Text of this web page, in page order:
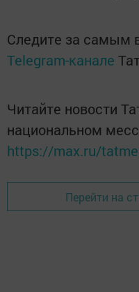
Следите за самым
Telegram-канале
Читайте новости
национальном
https://max.ru/
Перейти на